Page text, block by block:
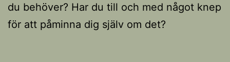
du behöver? Har du till och med något knep
för att påminna dig själv om det?